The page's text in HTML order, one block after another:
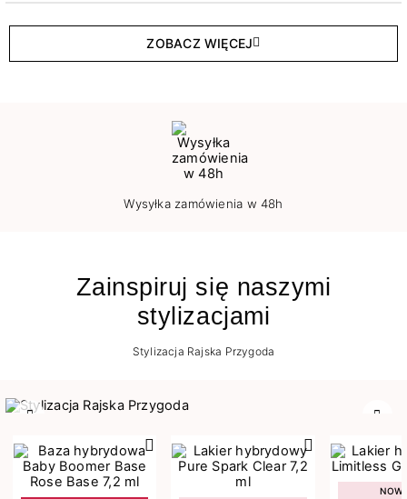
ZOBACZ WIĘCEJ
Wysyłka zamówienia w 48h
Zainspiruj się naszymi
stylizacjami
Stylizacja Rajska Przygoda